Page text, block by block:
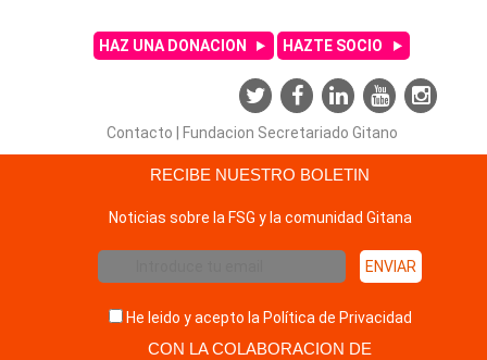
HAZ UNA DONACION HAZTE SOCIO
Contacto Fundacion Secretariado Gitano
RECIBE NUESTRO BOLETIN
Noticias sobre la FSG y la comunidad Gitana
He leido y acepto la Política de Privacidad
CON LA COLABORACION DE